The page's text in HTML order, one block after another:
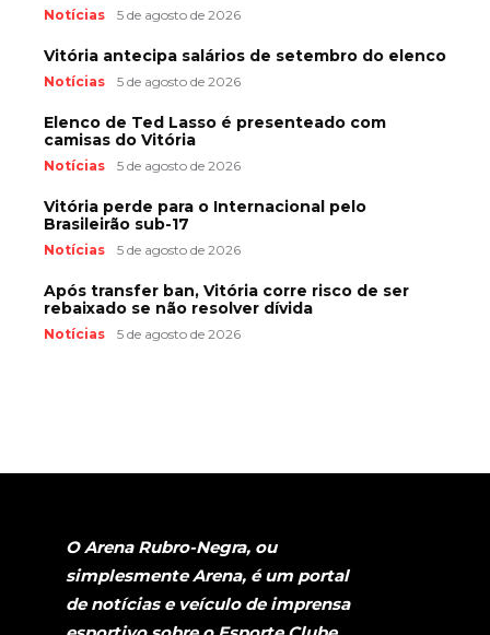
Notícias 5 de agosto de 2026
Vitória antecipa salários de setembro do elenco
Notícias 5 de agosto de 2026
Elenco de Ted Lasso é presenteado com
camisas do Vitória
Notícias 5 de agosto de 2026
Vitória perde para o Internacional pelo
Brasileirão sub-17
Notícias 5 de agosto de 2026
Após transfer ban, Vitória corre risco de ser
rebaixado se não resolver dívida
Notícias 5 de agosto de 2026
O Arena Rubro-Negra, ou
simplesmente Arena, é um portal
de notícias e veículo de imprensa